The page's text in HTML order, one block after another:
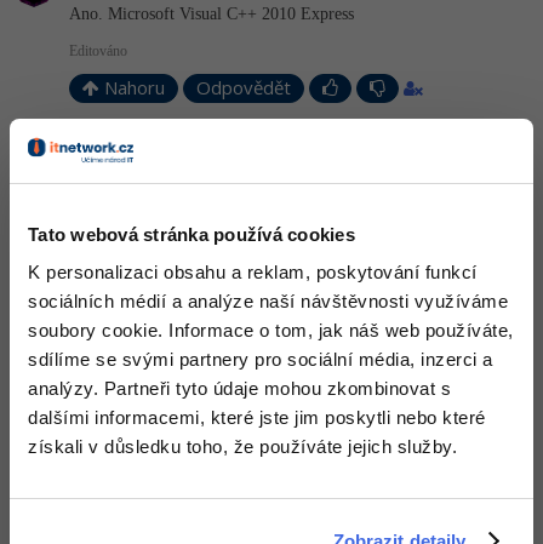
Tato webová stránka používá cookies
K personalizaci obsahu a reklam, poskytování funkcí
sociálních médií a analýze naší návštěvnosti využíváme
soubory cookie. Informace o tom, jak náš web používáte,
sdílíme se svými partnery pro sociální média, inzerci a
analýzy. Partneři tyto údaje mohou zkombinovat s
dalšími informacemi, které jste jim poskytli nebo které
získali v důsledku toho, že používáte jejich služby.
Copywriter
WordPress specialista
SEO specialista
Algoritmy
Umělá inteligence (AI) -10%
Pro děti
Fórum
Kurzy e-commerce
Testování softwaru
Datová analýza
Kurzy designu
HTML/CSS -80%
-80%
Ano. Microsoft Visual C++ 2010 Express
Editováno
Nahoru Odpovědět
Odpovídá na Zdeněk Pavlátka
settings" a pak máš v Editor -> All languages dole možnost Show
line numbers.
+1